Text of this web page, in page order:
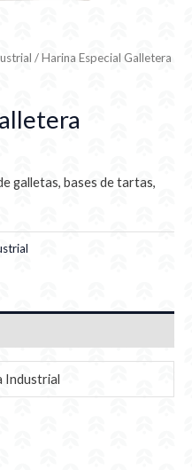
/ Harina Especial Galletera
galletas, bases de tartas,
Industrial